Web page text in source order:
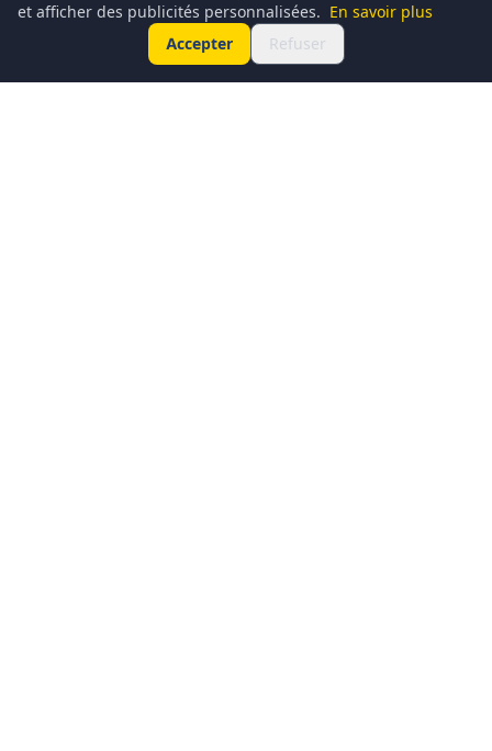
et afficher des publicités personnalisées. En savoir plus
Accepter
Refuser